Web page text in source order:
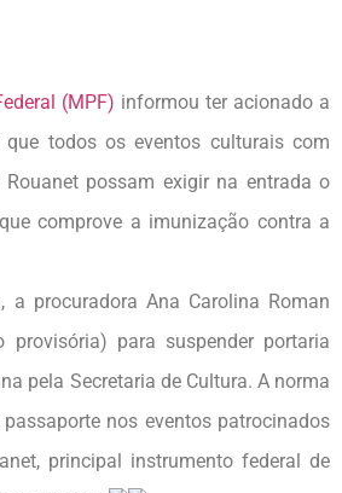
(MPF) informou ter acionado a
todos os eventos culturais com
possam exigir na entrada o
comprove a imunização contra a
a procuradora Ana Carolina Roman
provisória) para suspender portaria
pela Secretaria de Cultura. A norma
nos eventos patrocinados
principal instrumento federal de